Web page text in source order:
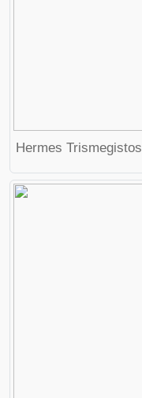
Hermes Trismegistos